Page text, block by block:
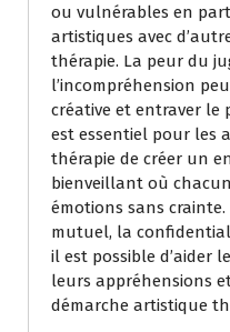
ou vulnérables en
artistiques avec
thérapie. La peur du
l’incompréhension
créative et entraver le
est essentiel pour les
thérapie de créer un
bienveillant où
émotions sans
mutuel, la
il est possible d’aider
leurs appréhensions
démarche artistique